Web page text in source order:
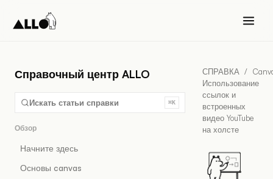
Справочный центр ALLO
Искать статьи справки ⌘K
Обзор
Начните здесь
Основы canvas
СПРАВКА /
Использование
ссылок и
встроенных
видео YouTube
на холсте